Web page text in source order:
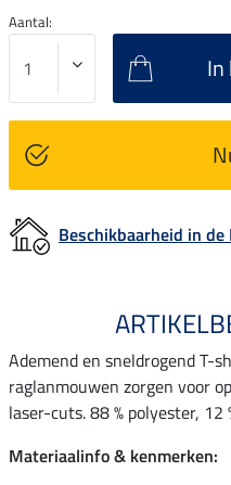
Aantal:
Beschikbaarheid in de
Ademend en sneldrogend T-
raglanmouwen zorgen voor
laser-cuts. 88 % polyester, 12
Materiaalinfo & kenmerken: